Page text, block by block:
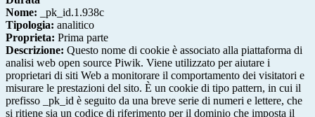
Nome: _pk_id.1.938c
Tipologia: analitico
Proprieta: Prima parte
Descrizione: Questo nome di cookie è associato alla piattaforma di
analisi web open source Piwik. Viene utilizzato per aiutare i
proprietari di siti Web a monitorare il comportamento dei visitatori e
misurare le prestazioni del sito. È un cookie di tipo pattern, in cui il
prefisso _pk_id è seguito da una breve serie di numeri e lettere, che
si ritiene sia un codice di riferimento per il dominio che imposta il